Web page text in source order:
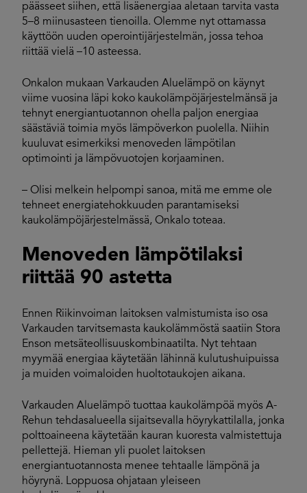
päässeet siihen, että lisäenergiaa aletaan tarvita vasta
5–8 miinusasteen tienoilla. Olemme nyt ottamassa
käyttöön uuden operointijärjestelmän, jossa tehoa
riittää vielä –10 asteessa.
Onkalon mukaan Varkauden Aluelämpö on käynyt
viime vuosina läpi koko kaukolämpöjärjestelmänsä ja
tehnyt energiantuotannon ohella paljon energiaa
säästäviä toimia myös lämpöverkon puolella. Niihin
kuuluvat esimerkiksi menoveden lämpötilan
optimointi ja lämpövuotojen korjaaminen.
– Olisi melkein helpompi sanoa, mitä me emme ole
tehneet energiatehokkuuden parantamiseksi
kaukolämpöjärjestelmässä, Onkalo toteaa.
Menoveden lämpötilaksi
riittää 90 astetta
Ennen Riikinvoiman laitoksen valmistumista iso osa
Varkauden tarvitsemasta kaukolämmöstä saatiin Stora
Enson metsäteollisuuskombinaatilta. Nyt tehtaan
myymää energiaa käytetään lähinnä kulutushuipuissa
ja muiden voimaloiden huoltotaukojen aikana.
Varkauden Aluelämpö tuottaa kaukolämpöä myös A-
Rehun tehdasalueella sijaitsevalla höyrykattilalla, jonka
polttoaineena käytetään kauran kuoresta valmistettuja
pellettejä. Hieman yli puolet laitoksen
energiantuotannosta menee tehtaalle lämpönä ja
höyrynä. Loppuosa ohjataan yleiseen